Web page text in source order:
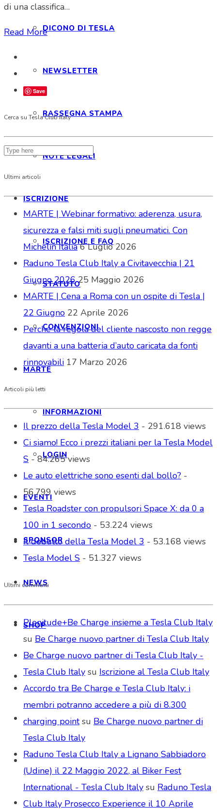
DICONO DI TESLA
NEWSLETTER
RASSEGNA STAMPA
NOTE LEGALI
ISCRIZIONE
ISCRIZIONE E FAQ
STATUTO
CONVENZIONI
MARTE
INFORMAZIONI
LOGIN
EVENTI
SPONSOR
NEWS
SHOP
di una classifica…
Read More
Save
Cerca su Tesla Club Italy
Ultimi articoli
MARTE | Webinar formativo: aderenza, usura,
sicurezza e falsi miti sugli pneumatici. Con
Michelin Italia 6 Luglio 2026
Raduno Tesla Club Italy a Civitavecchia | 21
Giugno 2026 25 Maggio 2026
MARTE | Cena a Roma con un ospite di Tesla |
22 Giugno 22 Aprile 2026
Perché la regola del cliente nascosto non regge
davanti a una batteria d’auto caricata da fonti
rinnovabili 17 Marzo 2026
Articoli più letti
Il prezzo della Tesla Model 3 - 291.618 views
Ci siamo! Ecco i prezzi italiani per la Tesla Model
S - 84.265 views
Le auto elettriche sono esenti dal bollo? -
56.799 views
Tesla Roadster con propulsori Space X: da 0 a
100 in 1 secondo - 53.224 views
Il debutto della Tesla Model 3 - 53.168 views
Tesla Model S - 51.327 views
Ultimi commenti
Plenitude+Be Charge insieme a Tesla Club Italy
su Be Charge nuovo partner di Tesla Club Italy
Be Charge nuovo partner di Tesla Club Italy -
Tesla Club Italy su Iscrizione al Tesla Club Italy
Accordo tra Be Charge e Tesla Club Italy: i
membri potranno accedere a più di 8.300
charging pointsu Be Charge nuovo partner di
Tesla Club Italy
Raduno Tesla Club Italy a Lignano Sabbiadoro
(Udine) il 22 Maggio 2022, al Biker Fest
International - Tesla Club Italy su Raduno Tesla
Club Italy Prosecco Experience il 10 Aprile